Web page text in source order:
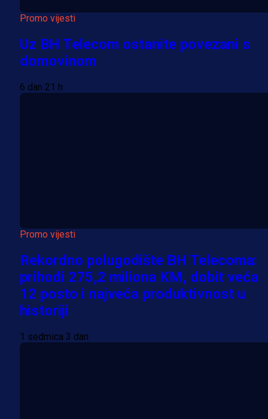
Promo vijesti
Uz BH Telecom ostanite povezani s
domovinom
6 dan 21 h
Promo vijesti
Rekordno polugodište BH Telecoma:
prihodi 275,2 miliona KM, dobit veća
12 posto i najveća produktivnost u
historiji
1 sedmica 3 dan